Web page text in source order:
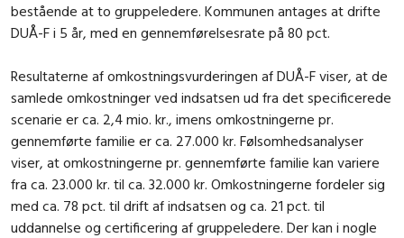
bestående at to gruppeledere. Kommunen antages at drifte
DUÅ-F i 5 år, med en gennemførelsesrate på 80 pct.
Resultaterne af omkostningsvurderingen af DUÅ-F viser, at de
samlede omkostninger ved indsatsen ud fra det specificerede
scenarie er ca. 2,4 mio. kr., imens omkostningerne pr.
gennemførte familie er ca. 27.000 kr. Følsomhedsanalyser
viser, at omkostningerne pr. gennemførte familie kan variere
fra ca. 23.000 kr. til ca. 32.000 kr. Omkostningerne fordeler sig
med ca. 78 pct. til drift af indsatsen og ca. 21 pct. til
uddannelse og certificering af gruppeledere. Der kan i nogle